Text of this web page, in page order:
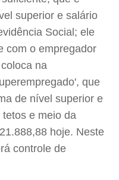
superior e salário
Social; ele
com o empregador
na
que
de nível superior e
e meio da
hoje. Neste
controle de